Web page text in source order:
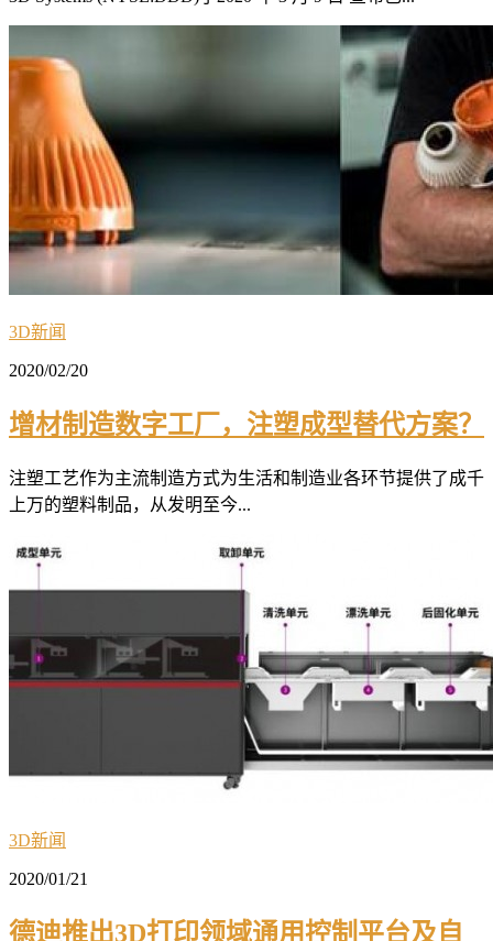
3D新闻
2020/02/20
增材制造数字工厂，注塑成型替代方案？
注塑工艺作为主流制造方式为生活和制造业各环节提供了成千
上万的塑料制品，从发明至今...
3D新闻
2020/01/21
德迪推出3D打印领域通用控制平台及自